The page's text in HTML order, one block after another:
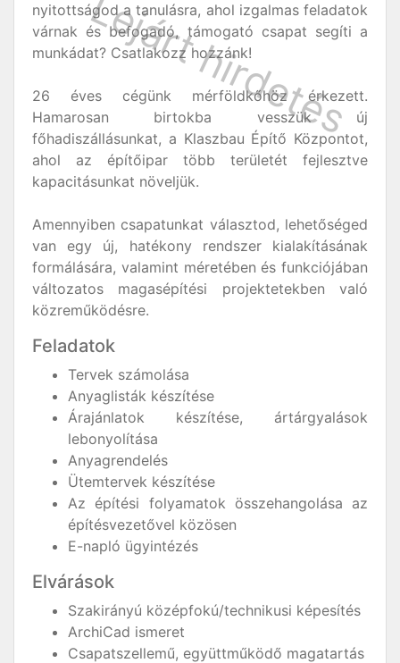
nyitottságod a tanulásra, ahol izgalmas feladatok
várnak és befogadó, támogató csapat segíti a
munkádat? Csatlakozz hozzánk!
26 éves cégünk mérföldkőhöz érkezett.
Hamarosan birtokba vesszük új
főhadiszállásunkat, a Klaszbau Építő Központot,
ahol az építőipar több területét fejlesztve
kapacitásunkat növeljük.
Amennyiben csapatunkat választod, lehetőséged
van egy új, hatékony rendszer kialakításának
formálására, valamint méretében és funkciójában
változatos magasépítési projektetekben való
közreműködésre.
Feladatok
Tervek számolása
Anyaglisták készítése
Árajánlatok készítése, ártárgyalások
lebonyolítása
Anyagrendelés
Ütemtervek készítése
Az építési folyamatok összehangolása az
építésvezetővel közösen
E-napló ügyintézés
Elvárások
Szakirányú középfokú/technikusi képesítés
ArchiCad ismeret
Csapatszellemű, együttműködő magatartás